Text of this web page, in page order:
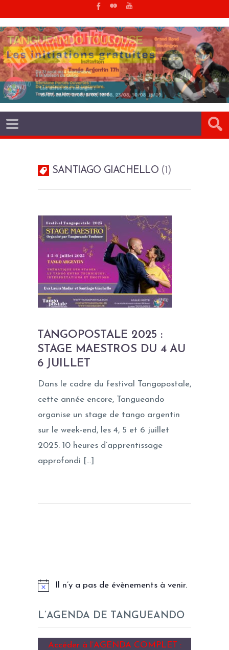
SANTIAGO GIACHELLO 1
TANGOPOSTALE 2025 :
STAGE MAESTROS DU 4 AU
6 JUILLET
Dans le cadre du festival Tangopostale,
cette année encore, Tangueando
organise un stage de tango argentin
sur le week-end, les 4, 5 et 6 juillet
2025. 10 heures d’apprentissage
approfondi […]
Il n’y a pas de évènements à venir.
L’AGENDA DE TANGUEANDO
Accéder à l’AGENDA COMPLET :